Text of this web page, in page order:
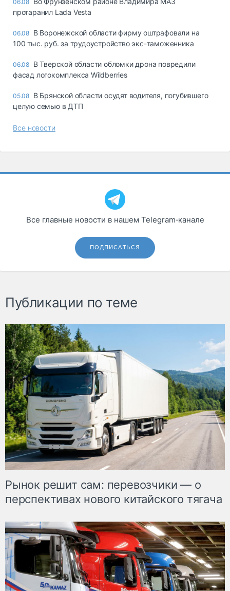
06.08
протаранил Lada Vesta
06.08 В Воронежской области фирму оштрафовали на
100 тыс. руб. за трудоустройство экс-таможенника
06.08 В Тверской области обломки дрона повредили
фасад логокомплекса Wildberries
05.08 В Брянской области осудят водителя, погубившего
целую семью в ДТП
Все новости
Все главные новости в нашем Telegram‑канале
ПОДПИСАТЬСЯ
Публикации по теме
Рынок решит сам: перевозчики — о
перспективах нового китайского тягача